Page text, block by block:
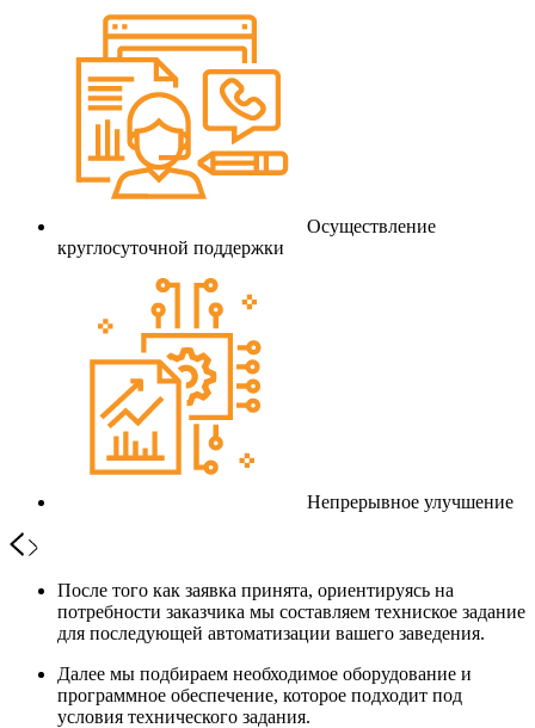
Осуществление
круглосуточной поддержки
Непрерывное улучшение
После того как заявка принята, ориентируясь на
потребности заказчика мы составляем техниское задание
для последующей автоматизации вашего заведения.
Далее мы подбираем необходимое оборудование и
программное обеспечение, которое подходит под
условия технического задания.